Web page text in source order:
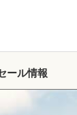
ール情報